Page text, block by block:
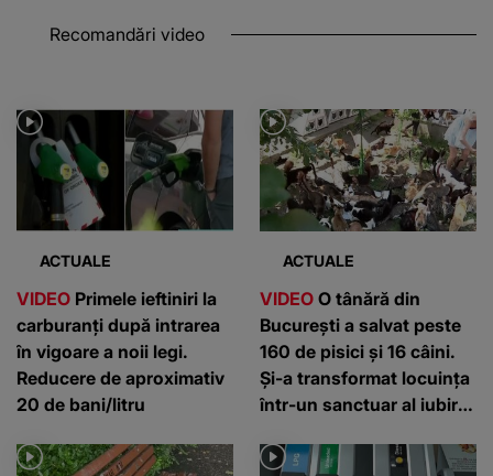
Recomandări video
ACTUALE
VIDEO Primele ieftiniri la
carburanți după intrarea
în vigoare a noii legi.
Reducere de aproximativ
20 de bani/litru
ACTUALE
VIDEO O tânără din
București a salvat peste
160 de pisici și 16 câini.
Și-a transformat locuința
într-un sanctuar al iubirii